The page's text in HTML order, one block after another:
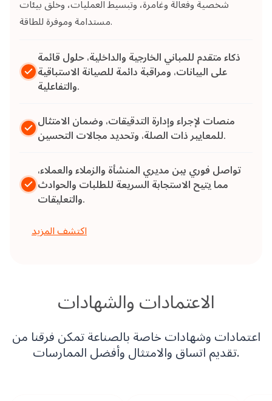
شخصية وفعالة وغامرة، وتبسيط العمليات، وخلق بيئات
مستدامة وموفرة للطاقة.
ذكاء متقدم للمباني الخارجية والداخلية، حلول قائمة
على البيانات، ومراقبة دائمة للصيانة الاستباقية
والتفاعلية.
منصات لإجراء وإدارة التدقيقات، وضمان الامتثال
للمعايير ذات الصلة، وتحديد مجالات التحسين.
تواصل فوري بين مديري المنشأة والزملاء والعملاء،
مما يتيح الاستجابة السريعة للطلبات والحوادث
والتعليقات.
اكتشف المزيد
الاعتمادات والشهادات
اعتمادات وشهادات خاصة بالصناعة تمكن فرقنا من
تقديم اتساق والامتثال وأفضل الممارسات.